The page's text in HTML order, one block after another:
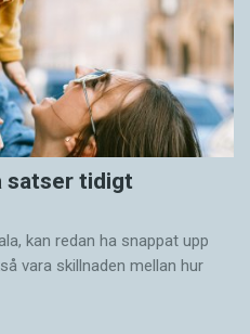
satser tidigt
kan redan ha snappat upp
vara skillnaden mellan hur